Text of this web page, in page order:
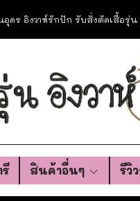
อุดร อิงวาห์รักปัก รับสั่งตัดเสื้อ
สินค้าอื่นๆ รีวิ